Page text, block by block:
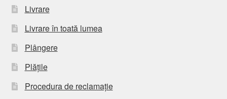
Livrare
Livrare în toată lumea
Plângere
Plățile
Procedura de reclamație